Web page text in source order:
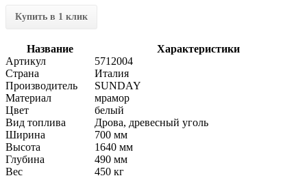
Купить в 1 клик
Название
Характеристики
Артикул
5712004
Страна
Италия
Производитель
SUNDAY
Материал
мрамор
Цвет
белый
Вид топлива
Дрова, древесный уголь
Ширина
700 мм
Высота
1640 мм
Глубина
490 мм
Вес
450 кг